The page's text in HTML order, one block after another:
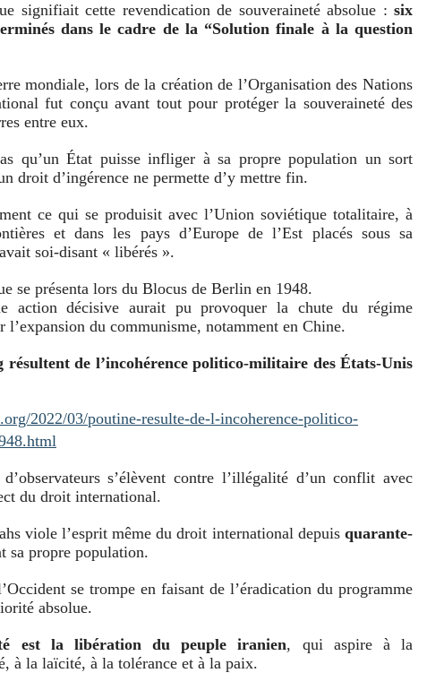
signifiait cette revendication de souveraineté absolue : six
dans le cadre de la “Solution finale à la question
mondiale, lors de la création de l’Organisation des Nations
fut conçu avant tout pour protéger la souveraineté des
entre eux.
qu’un État puisse infliger à sa propre population un sort
droit d’ingérence ne permette d’y mettre fin.
ce qui se produisit avec l’Union soviétique totalitaire, à
et dans les pays d’Europe de l’Est placés sous sa
soi-disant « libérés ».
se présenta lors du Blocus de Berlin en 1948.
action décisive aurait pu provoquer la chute du régime
l’expansion du communisme, notamment en Chine.
de l’incohérence politico-militaire des États-Unis
2022/03/poutine-resulte-de-l-incoherence-politico-
s’élèvent contre l’illégalité d’un conflit avec
du droit international.
viole l’esprit même du droit international depuis quarante-
sa propre population.
se trompe en faisant de l’éradication du programme
absolue.
est la libération du peuple iranien, qui aspire à la
à la laïcité, à la tolérance et à la paix.